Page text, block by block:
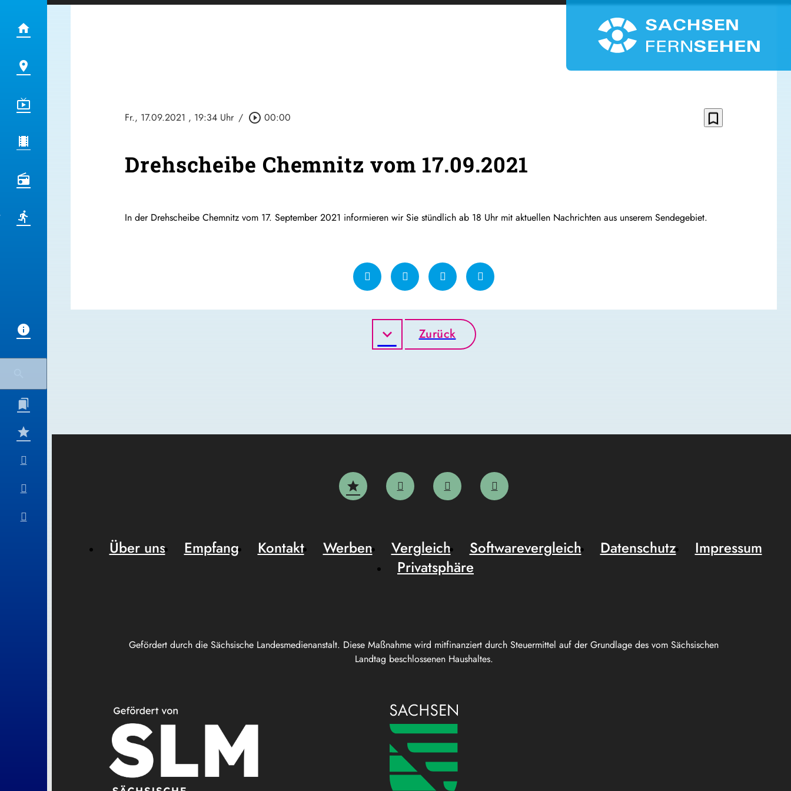
Fr., 17.09.2021 , 19:34 Uhr / play_circle_outline 00:00 bookmark_border
Drehscheibe Chemnitz vom 17.09.2021
In der Drehscheibe Chemnitz vom 17. September 2021 informieren wir Sie stündlich ab 18 Uhr mit aktuellen Nachrichten aus unserem Sendegebiet.
Zurück
Gefördert durch die Sächsische Landesmedienanstalt. Diese Maßnahme wird mitfinanziert durch Steuermittel auf der Grundlage des vom Sächsischen
Landtag beschlossenen Haushaltes.
Über uns Empfang Kontakt Werben Vergleich Softwarevergleich Datenschutz
Impressum
Privatsphäre